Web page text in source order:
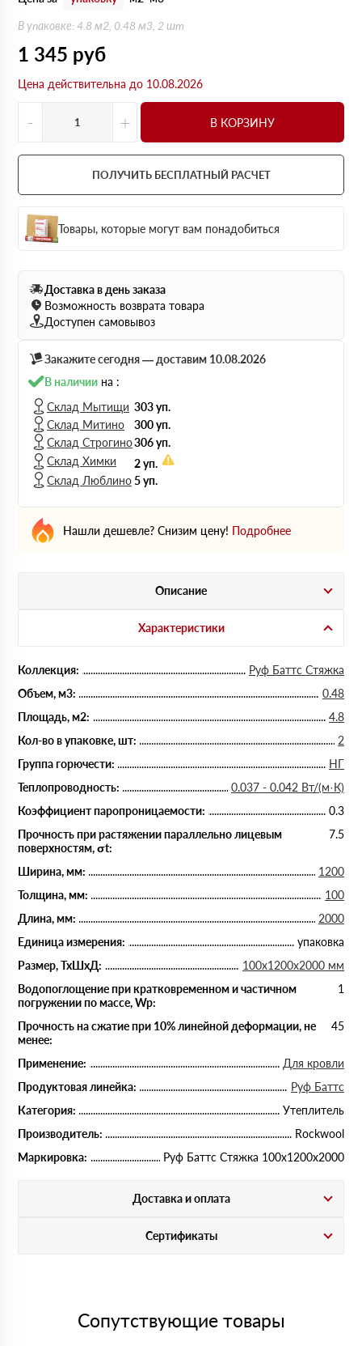
220 мм
230 мм 240 мм
В упаковке: 4.8 м2, 0.48 м3, 2 шт
1 345 руб
Цена действительна до 10.08.2026
- + В КОРЗИНУ
ПОЛУЧИТЬ БЕСПЛАТНЫЙ РАСЧЕТ
Товары, которые могут вам понадобиться
Доставка в день заказа
Возможность возврата товара
Доступен самовывоз
Закажите сегодня — доставим 10.08.2026
В наличии на :
Склад Мытищи 303 уп.
Склад Митино
300 уп.
Склад Строгино306 уп.
Склад Химки
2 уп.
Склад Люблино 5 уп.
Нашли дешевле? Снизим цену! Подробнее
Описание
Характеристики
Коллекция:
Руф Баттс Стяжка
Объем, м3:
0.48
Площадь, м2:
4.8
Кол-во в упаковке, шт:
2
Группа горючести:
НГ
Теплопроводность:
0.037 - 0.042 Вт/(м·К)
Коэффициент паропроницаемости:
0.3
Прочность при растяжении параллельно лицевым
поверхностям, σt:
7.5
Ширина, мм:
1200
Толщина, мм:
100
Длина, мм:
2000
Единица измерения:
упаковка
Размер, ТхШхД:
100х1200х2000 мм
Водопоглощение при кратковременном и частичном
погружении по массе, Wp:
1
Прочность на сжатие при 10% линейной деформации, не
менее:
45
Применение:
Для кровли
Продуктовая линейка:
Руф Баттс
Категория:
Утеплитель
Производитель:
Rockwool
Маркировка:
Руф Баттс Стяжка 100х1200х2000
Доставка и оплата
Сертификаты
Сопутствующие товары